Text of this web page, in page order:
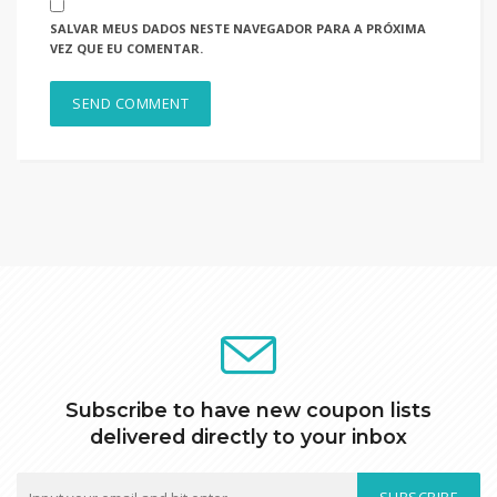
SALVAR MEUS DADOS NESTE NAVEGADOR PARA A PRÓXIMA
VEZ QUE EU COMENTAR.
Subscribe to have new coupon lists
delivered directly to your inbox